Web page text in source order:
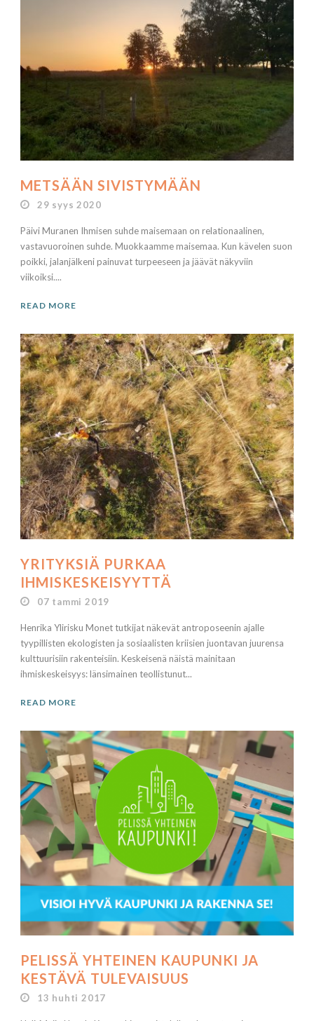
METSÄÄN SIVISTYMÄÄN
29 syys 2020
Päivi Muranen Ihmisen suhde maisemaan on relationaalinen,
vastavuoroinen suhde. Muokkaamme maisemaa. Kun kävelen suon
poikki, jalanjälkeni painuvat turpeeseen ja jäävät näkyviin
viikoiksi....
READ MORE
YRITYKSIÄ PURKAA
IHMISKESKEISYYTTÄ
07 tammi 2019
Henrika Ylirisku Monet tutkijat näkevät antroposeenin ajalle
tyypillisten ekologisten ja sosiaalisten kriisien juontavan juurensa
kulttuurisiin rakenteisiin. Keskeisenä näistä mainitaan
ihmiskeskeisyys: länsimainen teollistunut...
READ MORE
PELISSÄ YHTEINEN KAUPUNKI JA
KESTÄVÄ TULEVAISUUS
13 huhti 2017